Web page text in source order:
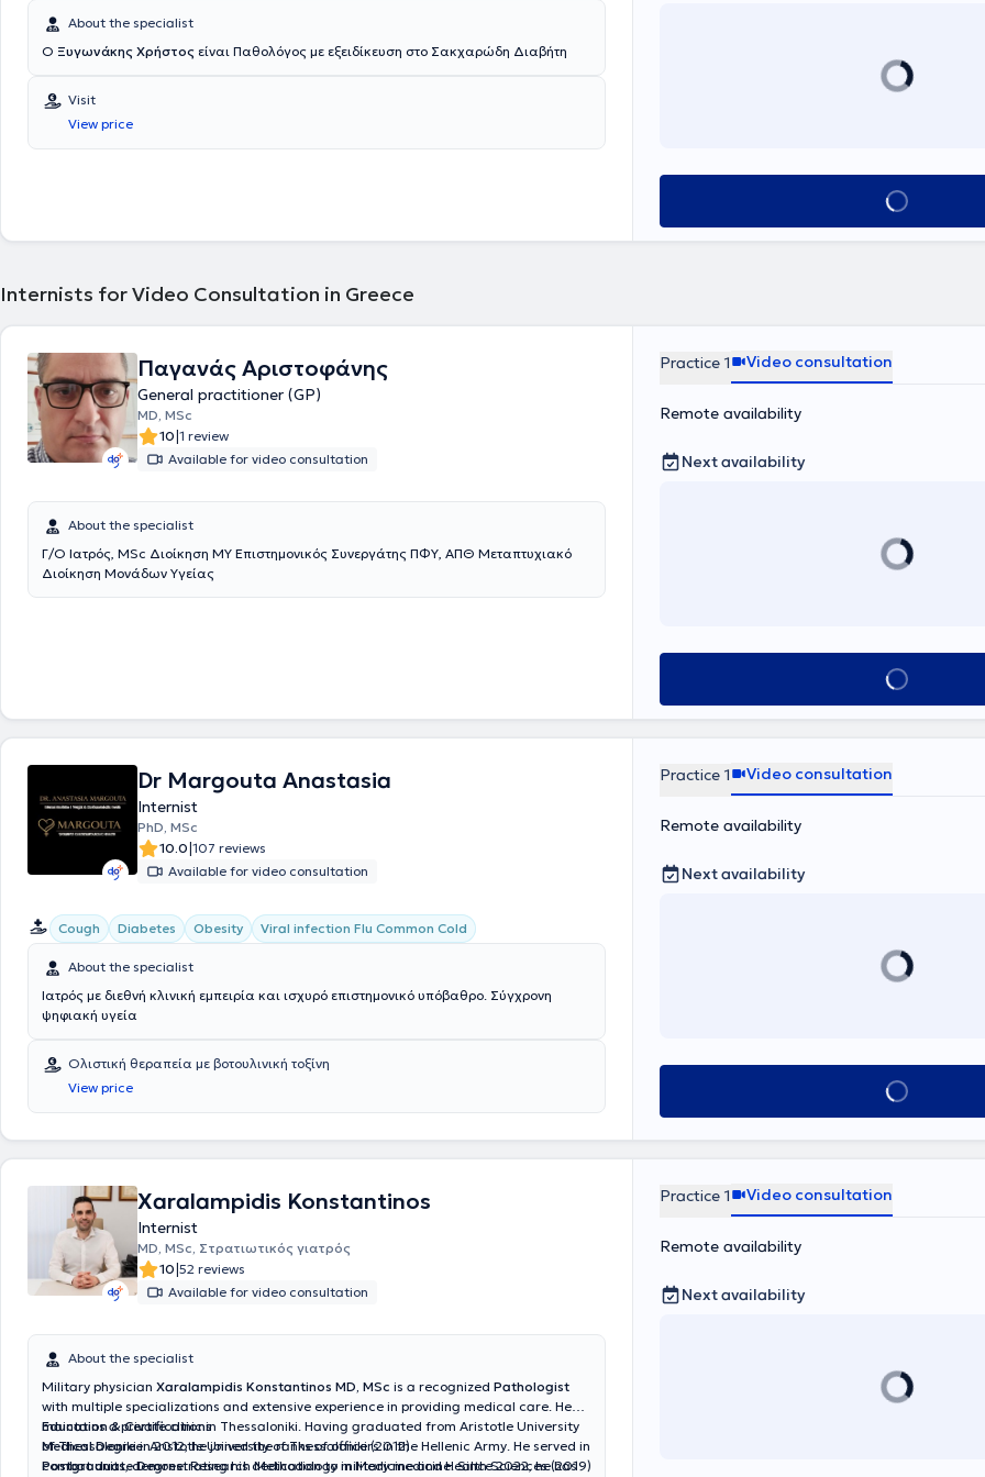
Ολοκλήρωσε την ειδικότητα της Γενικής Οικογενειακής Ιατρικής στο Γενικό
Επειγόντων Περιστατικών, ενώ διετέλεσε και αιρετό μέλος του Διοικητικού
επιτυχώς το πρόγραμμα μεταπτυχιακών σπουδών με τίτλο "Διοίκηση Μονάδων
Υγείας". Το ιατρείο γενικής οικογενειακής ιατρικής συνεργάζεται με κλινικό
About the specialist
Ο Ξυγωνάκης Χρήστος είναι Παθολόγος με εξειδίκευση στο Σακχαρώδη Διαβήτη
Visit
View price
Book appointment
Internists for Video Consultation in Greece
Παγανάς Αριστοφάνης
General practitioner (GP)
MD, MSc
10|1 review
Available for video consultation
About the specialist
Γ/Ο Ιατρός, MSc Διοίκηση ΜΥ Επιστημονικός Συνεργάτης ΠΦΥ, ΑΠΘ Μεταπτυχιακό
Διοίκηση Μονάδων Υγείας
Practice 1 Video consultation
Remote availability
Next availability
Book
Dr Margouta Anastasia
Internist
PhD, MSc
10.0|107 reviews
Available for video consultation
Cough Diabetes Obesity Viral infection Flu Common Cold
About the specialist
Ιατρός με διεθνή κλινική εμπειρία και ισχυρό επιστημονικό υπόβαθρο. Σύγχρονη
ψηφιακή υγεία
Ολιστική θεραπεία με βοτουλινική τοξίνη
View price
Practice 1 Video consultation
Remote availability
Next availability
Book
Xaralampidis Konstantinos
Internist
MD, MSc, Στρατιωτικός γιατρός
10|52 reviews
Available for video consultation
About the specialist
Military physician Xaralampidis Konstantinos MD, MSc is a recognized Pathologist
with multiple specializations and extensive experience in providing medical care. He
maintains a private clinic in Thessaloniki. Having graduated from Aristotle University
of Thessaloniki in 2012, he joined the ranks of officers in the Hellenic Army. He served in
combat units, demonstrating his dedication to military medicine. Since 2022, he has
Education & Certifications
Medical Degree:Aristotle University of Thessaloniki (2012)
Postgraduate Degree:Research Methodology in Medicine and Health Sciences (2019)
Practice 1 Video consultation
Remote availability
Next availability